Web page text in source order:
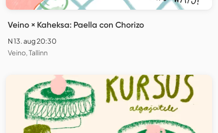
Veino × Kaheksa: Paella con Chorizo
N 13. aug 20:30
Veino, Tallinn